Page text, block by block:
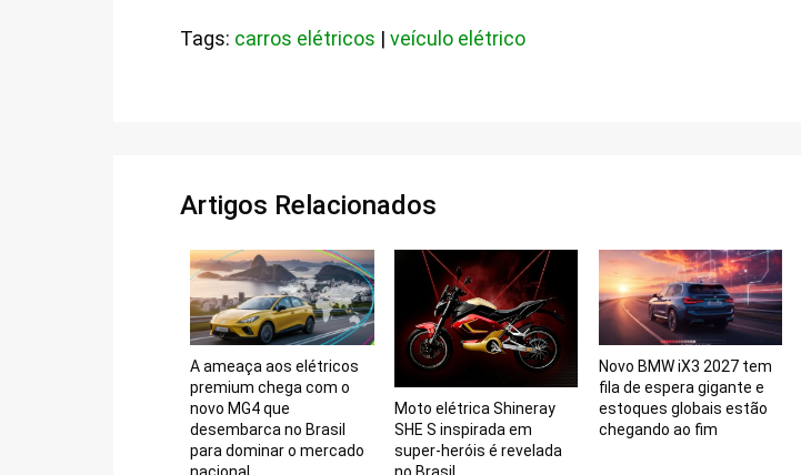
Tags: carros elétricos | veículo elétrico
Artigos Relacionados
A ameaça aos elétricos
premium chega com o
novo MG4 que
desembarca no Brasil
para dominar o mercado
Moto elétrica Shineray
SHE S inspirada em
super-heróis é revelada
Novo BMW iX3 2027 tem
fila de espera gigante e
estoques globais estão
chegando ao fim